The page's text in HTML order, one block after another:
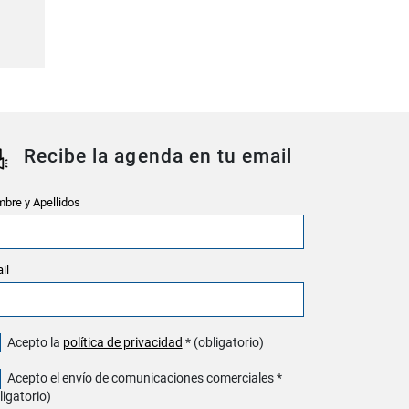
Recibe la agenda en tu email
y Apellidos
Acepto la política de privacidad * (obligatorio)
Acepto el envío de comunicaciones comerciales *